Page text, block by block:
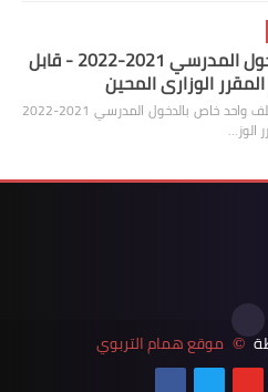
ملف وثائق الدخول المدرسي 2021-2022 - قابل
الوزاري المحين
جديد : 26 وثيقة قابلة للتعديل في ملف واحد خاص بالدخول المدرسي 2021-2022
الوز…
© موقع همام التربوي